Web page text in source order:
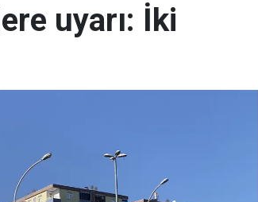
uyarı: İki